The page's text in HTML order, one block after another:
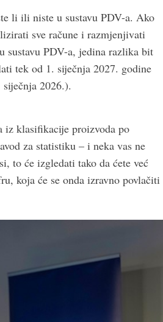
li ili niste u sustavu PDV-a. Ako
sve račune i razmjenjivati
sustavu PDV-a, jedina razlika bit
tek od 1. siječnja 2027. godine
2026.).
iz klasifikacije proizvoda po
za statistiku – i neka vas ne
to će izgledati tako da ćete već
koja će se onda izravno povlačiti